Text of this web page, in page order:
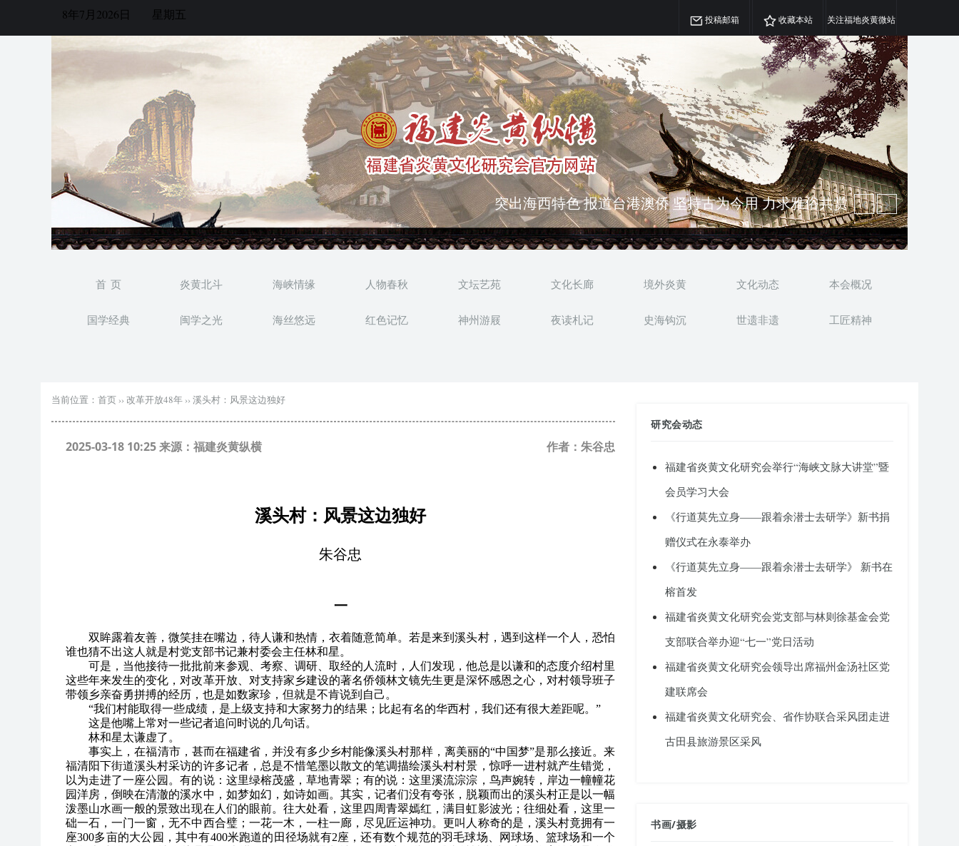
8年7月2026日 星期五 投稿邮箱 收藏本站 关注福地炎黄微站
弘扬优秀文化 振奋民族精神 介绍民族瑰宝 宣传中华精英
突出海西特色 报道台港澳侨 坚持古为今用 力求雅俗共赏
首 页 炎黄北斗 海峡情缘 人物春秋 文坛艺苑 文化长廊 境外炎黄 文化动态 本会概况
国学经典 闽学之光 海丝悠远 红色记忆 神州游屐 夜读札记 史海钩沉 世遗非遗 工匠精神
当前位置： 首页 ›› 改革开放48年 ›› 溪头村：风景这边独好
2025-03-18 10:25 来源：福建炎黄纵横 作者：朱谷忠
溪头村：风景这边独好
朱谷忠
一
双眸露着友善，微笑挂在嘴边，待人谦和热情，衣着随意简单。若是来到溪头村，遇到这样一个人，恐怕
谁也猜不出这人就是村党支部书记兼村委会主任林和星。
可是，当他接待一批批前来参观、考察、调研、取经的人流时，人们发现，他总是以谦和的态度介绍村里
这些年来发生的变化，对改革开放、对支持家乡建设的著名侨领林文镜先生更是深怀感恩之心，对村领导班子
带领乡亲奋勇拼搏的经历，也是如数家珍，但就是不肯说到自己。
“我们村能取得一些成绩，是上级支持和大家努力的结果；比起有名的华西村，我们还有很大差距呢。”
这是他嘴上常对一些记者追问时说的几句话。
林和星太谦虚了。
事实上，在福清市，甚而在福建省，并没有多少乡村能像溪头村那样，离美丽的“中国梦”是那么接近。来
福清阳下街道溪头村采访的许多记者，总是不惜笔墨以散文的笔调描绘溪头村村景，惊呼一进村就产生错觉，
以为走进了一座公园。有的说：这里绿榕茂盛，草地青翠；有的说：这里溪流淙淙，鸟声婉转，岸边一幢幢花
园洋房，倒映在清澈的溪水中，如梦如幻，如诗如画。其实，记者们没有夸张，脱颖而出的溪头村正是以一幅
泼墨山水画一般的景致出现在人们的眼前。往大处看，这里四周青翠嫣红，满目虹影波光；往细处看，这里一
础一石，一门一窗，无不中西合璧；一花一木，一柱一廊，尽见匠运神功。更叫人称奇的是，溪头村竟拥有一
座300多亩的大公园，其中有400米跑道的田径场就有2座，还有数个规范的羽毛球场、网球场、篮球场和一个
研究会动态
福建省炎黄文化研究会举行“海峡文脉大讲堂”暨
会员学习大会
《行道莫先立身——跟着余潜士去研学》新书捐
赠仪式在永泰举办
《行道莫先立身——跟着余潜士去研学》 新书在
榕首发
福建省炎黄文化研究会党支部与林则徐基金会党
支部联合举办迎“七一”党日活动
福建省炎黄文化研究会领导出席福州金汤社区党
建联席会
福建省炎黄文化研究会、省作协联合采风团走进
古田县旅游景区采风
书画/摄影